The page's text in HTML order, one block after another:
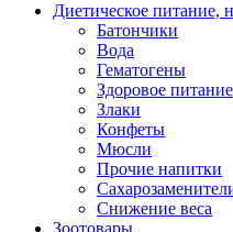
Диетическое питание,
Батончики
Вода
Гематогены
Здоровое питание
Злаки
Конфеты
Мюсли
Прочие напитки
Снижение веса
Зоотовары